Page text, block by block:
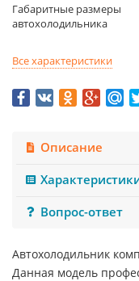
Габаритные размеры
автохолодильника
Все характеристики
Описание
Вопрос-ответ
Автохолодильник
Данная модель